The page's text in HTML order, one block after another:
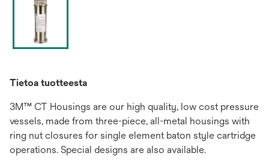
Tietoa tuotteesta
3M™ CT Housings are our high quality, low cost pressure
vessels, made from three-piece, all-metal housings with
ring nut closures for single element baton style cartridge
operations. Special designs are also available.